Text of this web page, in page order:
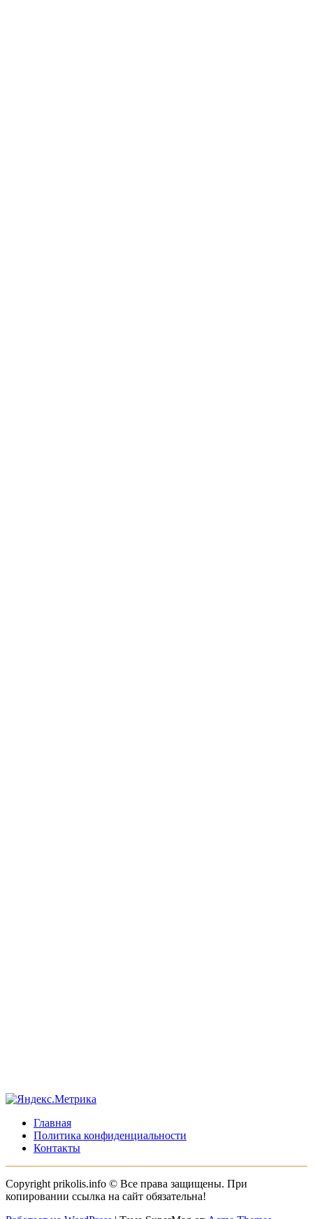
Главная
Политика конфиденциальности
Контакты
Copyright prikolis.info © Все права защищены. При
копировании ссылка на сайт обязательна!